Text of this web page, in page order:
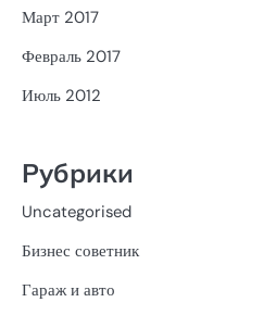
Март 2017
Февраль 2017
Июль 2012
Рубрики
Uncategorised
Бизнес советник
Гараж и авто